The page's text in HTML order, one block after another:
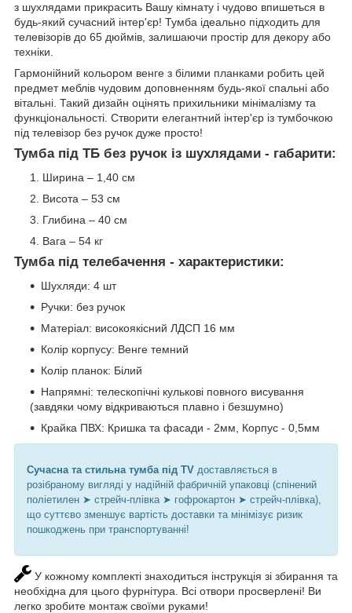
з шухлядами прикрасить Вашу кімнату і чудово впишеться в
будь-який сучасний інтер'єр! Тумба ідеально підходить для
телевізорів до 65 дюймів, залишаючи простір для декору або
техніки.
Гармонійний кольором венге з білими планками робить цей
предмет меблів чудовим доповненням будь-якої спальні або
вітальні. Такий дизайн оцінять прихильники мінімалізму та
функціональності. Створити елегантний інтер'єр із тумбочкою
під телевізор без ручок дуже просто!
Тумба під ТБ без ручок із шухлядами - габарити:
Ширина – 1,40 см
Висота – 53 см
Глибина – 40 см
Вага – 54 кг
Тумба під телебачення - характеристики:
Шухляди: 4 шт
Ручки: без ручок
Матеріал: високоякісний ЛДСП 16 мм
Колір корпусу: Венге темний
Колір планок: Білий
Напрямні: телескопічні кулькові повного висування
(завдяки чому відкриваються плавно і безшумно)
Крайка ПВХ: Кришка та фасади - 2мм, Корпус - 0,5мм
Сучасна та стильна тумба під TV доставляється в
розібраному вигляді у надійній фабричній упаковці (спінений
поліетилен ➤ стрейч-плівка ➤ гофрокартон ➤ стрейч-плівка),
що суттєво зменшує вартість доставки та мінімізує ризик
пошкоджень при транспортуванні!
У кожному комплекті знаходиться інструкція зі збирання та
необхідна для цього фурнітура. Всі отвори просверлені! Ви
легко зробите монтаж своїми руками!